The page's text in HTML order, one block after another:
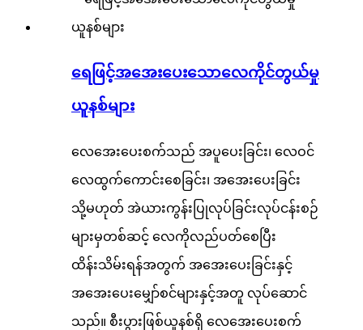
ရေဖြင့်အအေးပေးသောလေကိုင်တွယ်မှု
ယူနစ်များ
လေအေးပေးစက်သည် အပူပေးခြင်း၊ လေဝင်
လေထွက်ကောင်းစေခြင်း၊ အအေးပေးခြင်း
သို့မဟုတ် အဲယားကွန်းပြုလုပ်ခြင်းလုပ်ငန်းစဉ်
များမှတစ်ဆင့် လေကိုလည်ပတ်စေပြီး
ထိန်းသိမ်းရန်အတွက် အအေးပေးခြင်းနှင့်
အအေးပေးမျှော်စင်များနှင့်အတူ လုပ်ဆောင်
သည်။ စီးပွားဖြစ်ယူနစ်ရှိ လေအေးပေးစက်